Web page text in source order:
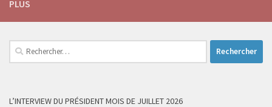
PLUS
Rechercher :
L’INTERVIEW DU PRÉSIDENT MOIS DE JUILLET 2026